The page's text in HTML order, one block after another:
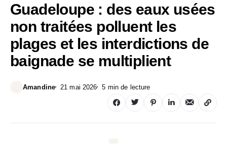
Guadeloupe : des eaux usées
non traitées polluent les
plages et les interdictions de
baignade se multiplient
Amandine 21 mai 2026 5 min de lecture